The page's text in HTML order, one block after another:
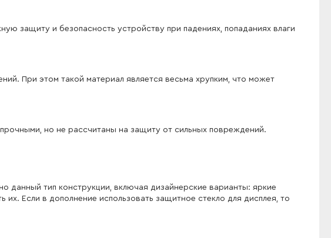
защиту и безопасность устройству при падениях, попаданиях влаги
При этом такой материал является весьма хрупким, что может
но не рассчитаны на защиту от сильных повреждений.
данный тип конструкции, включая дизайнерские варианты: яркие
Если в дополнение использовать защитное стекло для дисплея, то